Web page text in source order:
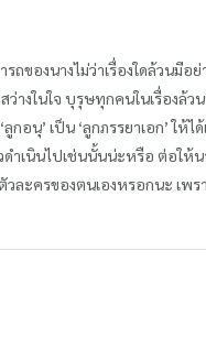
ถของนางไม่ว่าเรื่องใดล้วนมีอย่
างในใจ บุรุษทุกคนในเรื่องล้ว
นุ’ เป็น ‘ลูกภรรยาเอก’ ให้ได้
ำเนินไปเช่นนั้นน่ะหรือ ต่อให้น
วละครของตนเองหรอกนะ เพร